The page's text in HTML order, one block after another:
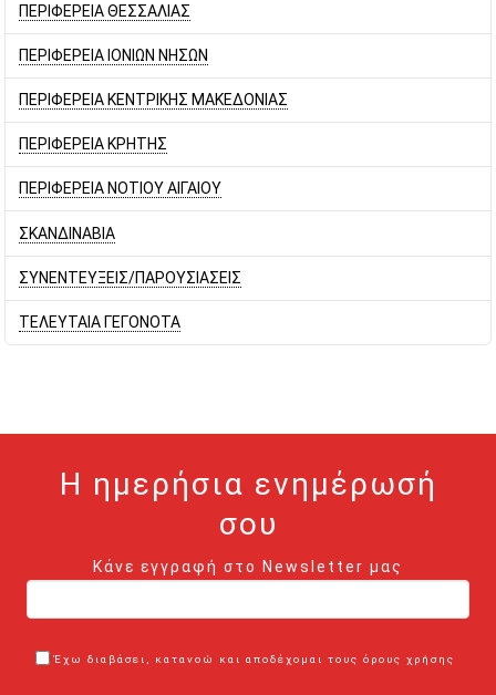
ΠΕΡΙΦΕΡΕΙΑ ΘΕΣΣΑΛΙΑΣ
ΠΕΡΙΦΕΡΕΙΑ ΙΟΝΙΩΝ ΝΗΣΩΝ
ΠΕΡΙΦΕΡΕΙΑ ΚΕΝΤΡΙΚΗΣ ΜΑΚΕΔΟΝΙΑΣ
ΠΕΡΙΦΕΡΕΙΑ ΚΡΗΤΗΣ
ΠΕΡΙΦΕΡΕΙΑ ΝΟΤΙΟΥ ΑΙΓΑΙΟΥ
ΣΚΑΝΔΙΝΑΒΙΑ
ΣΥΝΕΝΤΕΥΞΕΙΣ/ΠΑΡΟΥΣΙΑΣΕΙΣ
ΤΕΛΕΥΤΑΙΑ ΓΕΓΟΝΟΤΑ
Η ημερήσια ενημέρωσή
σου
Κάνε εγγραφή στο Newsletter μας
Έχω διαβάσει, κατανοώ και αποδέχομαι τους όρους χρήσης